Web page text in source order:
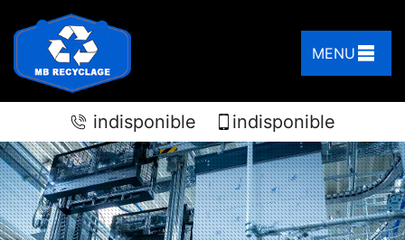
MENU
indisponible indisponible